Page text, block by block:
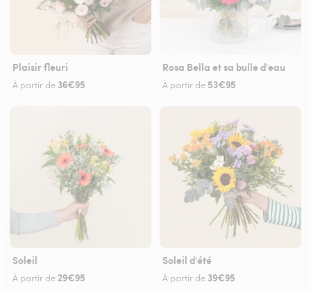
Plaisir fleuri
À partir de 36€95
Rosa Bella et sa bulle d'eau
À partir de 53€95
Soleil
À partir de29€95
Soleil d'été
À partir de 39€95